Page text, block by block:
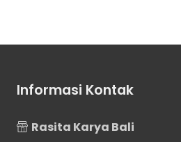
Informasi Kontak
Rasita Karya Bali